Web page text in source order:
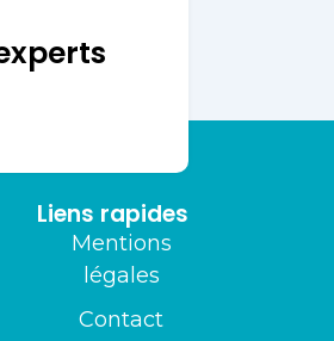
Liens rapides
Mentions
légales
Contact